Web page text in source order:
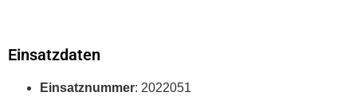
Einsatzdaten
Einsatznummer: 2022051